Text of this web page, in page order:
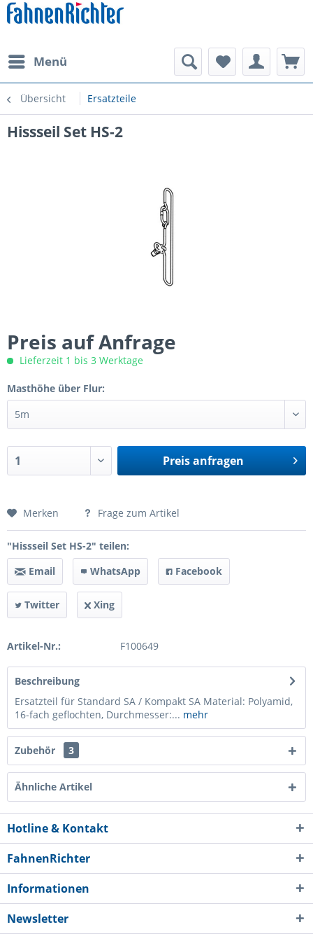
Menü
Übersicht Ersatzteile
Hissseil Set HS-2
Preis auf Anfrage
Lieferzeit 1 bis 3 Werktage
Masthöhe über Flur:
Preis anfragen
Preis anfragen
Merken Frage zum Artikel
"Hissseil Set HS-2" teilen:
Email
WhatsApp Facebook
Twitter Xing
Artikel-Nr.: F100649
Beschreibung
Ersatzteil für Standard SA / Kompakt SA Material: Polyamid,
16-fach geflochten, Durchmesser:... mehr
Zubehör 3
Ähnliche Artikel
Hotline & Kontakt
FahnenRichter
Informationen
Newsletter